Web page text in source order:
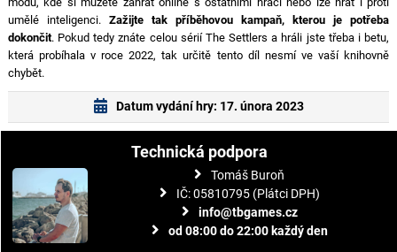
umělé inteligenci. Zažijte tak příběhovou kampaň, kterou je potřeba
dokončit. Pokud tedy znáte celou sérií The Settlers a hráli jste třeba i betu,
která probíhala v roce 2022, tak určitě tento díl nesmí ve vaší knihovně
chybět.
Datum vydání hry: 17. února 2023
Technická podpora
Tomáš Buroň
IČ: 05810795 (Plátci DPH)
info@tbgames.cz
od 08:00 do 22:00 každý den